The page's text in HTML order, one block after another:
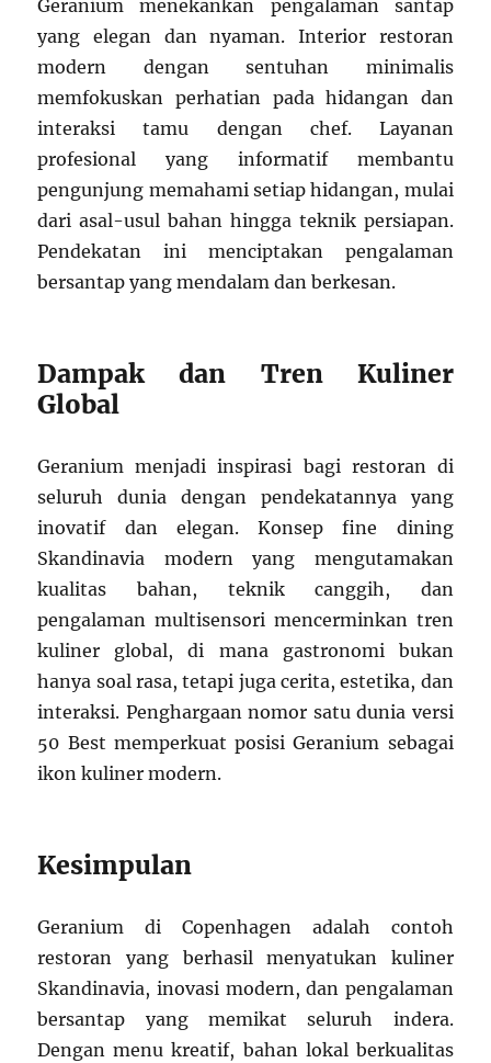
Geranium menekankan pengalaman santap
yang elegan dan nyaman. Interior restoran
modern dengan sentuhan minimalis
memfokuskan perhatian pada hidangan dan
interaksi tamu dengan chef. Layanan
profesional yang informatif membantu
pengunjung memahami setiap hidangan, mulai
dari asal-usul bahan hingga teknik persiapan.
Pendekatan ini menciptakan pengalaman
bersantap yang mendalam dan berkesan.
Dampak dan Tren Kuliner
Global
Geranium menjadi inspirasi bagi restoran di
seluruh dunia dengan pendekatannya yang
inovatif dan elegan. Konsep fine dining
Skandinavia modern yang mengutamakan
kualitas bahan, teknik canggih, dan
pengalaman multisensori mencerminkan tren
kuliner global, di mana gastronomi bukan
hanya soal rasa, tetapi juga cerita, estetika, dan
interaksi. Penghargaan nomor satu dunia versi
50 Best memperkuat posisi Geranium sebagai
ikon kuliner modern.
Kesimpulan
Geranium di Copenhagen adalah contoh
restoran yang berhasil menyatukan kuliner
Skandinavia, inovasi modern, dan pengalaman
bersantap yang memikat seluruh indera.
Dengan menu kreatif, bahan lokal berkualitas